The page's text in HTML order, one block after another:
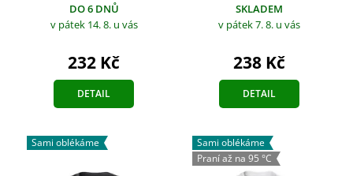
DO 6 DNŮ
v pátek 14. 8. u vás
232 Kč
DETAIL
SKLADEM
v pátek 7. 8. u vás
238 Kč
DETAIL
Sami oblékáme
Sami oblékáme
Praní až na 95 °C